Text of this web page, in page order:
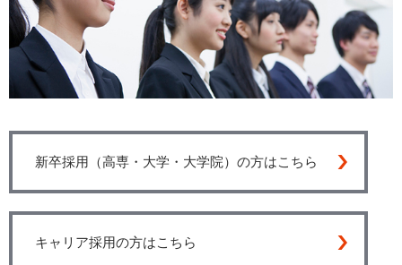
新卒採用（高専・大学・大学院）の方はこちら
キャリア採用の方はこちら